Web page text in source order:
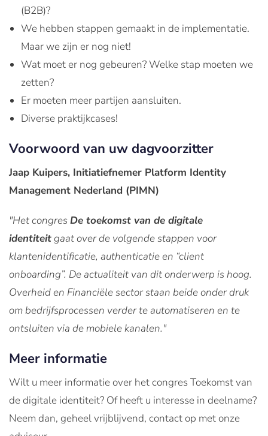
(B2B)?
We hebben stappen gemaakt in de implementatie.
Maar we zijn er nog niet!
Wat moet er nog gebeuren? Welke stap moeten we
zetten?
Er moeten meer partijen aansluiten.
Diverse praktijkcases!
Voorwoord van uw dagvoorzitter
Jaap Kuipers, Initiatiefnemer Platform Identity
Management Nederland (PIMN)
"Het congresDe toekomst van de digitale
identiteitgaat over de volgende stappen voor
klantenidentificatie, authenticatie en “client
onboarding”. De actualiteit van dit onderwerp is hoog.
Overheid en Financiële sector staan beide onder druk
om bedrijfsprocessen verder te automatiseren en te
ontsluiten via de mobiele kanalen."
Meer informatie
Wilt u meer informatie over het congres Toekomst van
de digitale identiteit? Of heeft u interesse in deelname?
Neem dan, geheel vrijblijvend, contact op met onze